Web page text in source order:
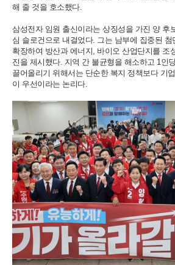
해 줄 것을 호소했다.
삼성전자 임원 출신이라는 상징성을 가진 양 후
심 슬로건으로 내걸었다. 그는 남부에 집중된
확장하여 방산과 에너지, 바이오 산업단지를 조
진을 제시했다. 지역 간 불균형을 해소하고 1인
끌어올리기 위해서는 단순한 복지 정책보다 기
이 우선이라는 논리다.